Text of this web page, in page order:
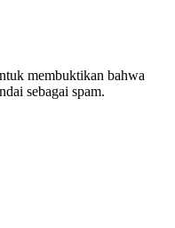
membuktikan bahwa
sebagai spam.